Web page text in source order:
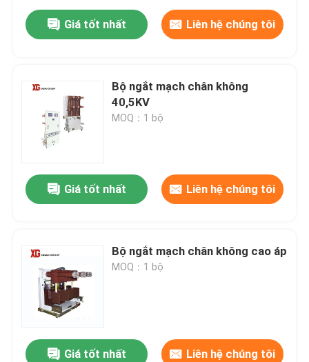
Giá tốt nhất Liên hệ chúng tôi
Bộ ngắt mạch chân không
40,5KV
MOQ：1 bộ
Giá tốt nhất Liên hệ chúng tôi
Bộ ngắt mạch chân không cao áp
MOQ：1 bộ
Giá tốt nhất Liên hệ chúng tôi